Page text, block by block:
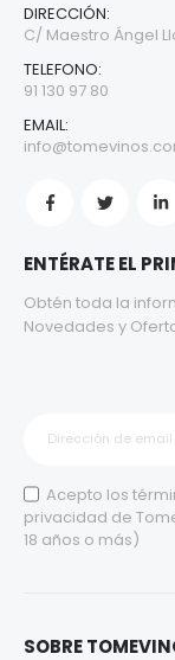
DIRECCIÓN:
C/ Maestro Ángel
TELEFONO:
91 130 97 80
EMAIL:
ENTÉRATE EL
Obtén toda la
Novedades y
Acepto los
privacidad de
18 años o más)
SOBRE